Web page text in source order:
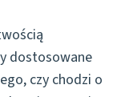
dostosowane
czy chodzi o